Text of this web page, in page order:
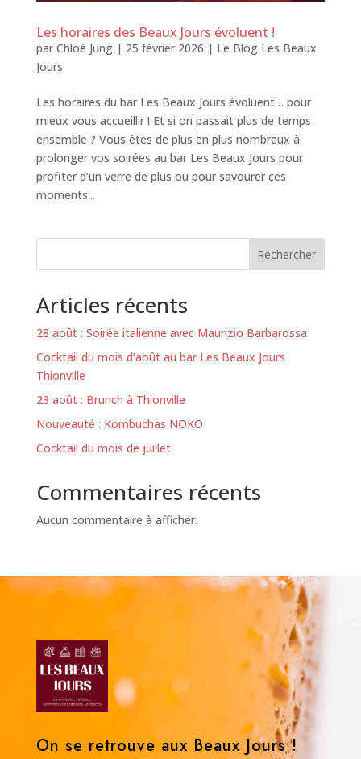
Les horaires des Beaux Jours évoluent !
par Chloé Jung| 25 février 2026 | Le Blog Les Beaux
Jours
Les horaires du bar Les Beaux Jours évoluent… pour
mieux vous accueillir ! Et si on passait plus de temps
ensemble ? Vous êtes de plus en plus nombreux à
prolonger vos soirées au bar Les Beaux Jours pour
profiter d’un verre de plus ou pour savourer ces
moments...
Rechercher
Articles récents
28 août : Soirée italienne avec Maurizio Barbarossa
Cocktail du mois d’août au bar Les Beaux Jours
Thionville
23 août : Brunch à Thionville
Nouveauté : Kombuchas NOKO
Cocktail du mois de juillet
Commentaires récents
Aucun commentaire à afficher.
On se retrouve aux Beaux Jours !